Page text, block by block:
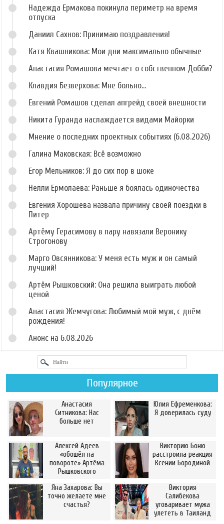
Надежда Ермакова покинула периметр на время
отпуска
Даниил Сахнов: Принимаю поздравления!
Катя Квашникова: Мои дни максимально обычные
Анастасия Ромашова мечтает о собственном Добби?
Клавдия Безверхова: Мне больно...
Евгений Ромашов сделал апгрейд своей внешности
Никита Гуранда наслаждается видами Майорки
Мнение о последних проектных событиях (6.08.2026)
Галина Маковская: Всё возможно
Егор Мельников: Я до сих пор в шоке
Нелли Ермолаева: Раньше я боялась одиночества
Евгения Хорошева назвала причину своей поездки в
Питер
Артёму Герасимову в пару навязали Веронику
Строгонову
Марго Овсянникова: У меня есть муж и он самый
лучший!
Артём Рышковский: Она решила выиграть любой
ценой
Анастасия Жемчугова: Любимый мой муж, с днём
рождения!
Анонс на 6.08.2026
Популярное
Анастасия
Ситникова: Нас
больше нет
Юлия Ефременкова:
Я доверилась суду
Алексей Адеев
«обошёл на
повороте» Артёма
Рышковского
Викторию Боню
расстроила реакция
Ксении Бородиной
Яна Захарова: Вы
точно желаете мне
счастья?
Виктория
Салибекова
уговаривает мужа
улететь в Таиланд